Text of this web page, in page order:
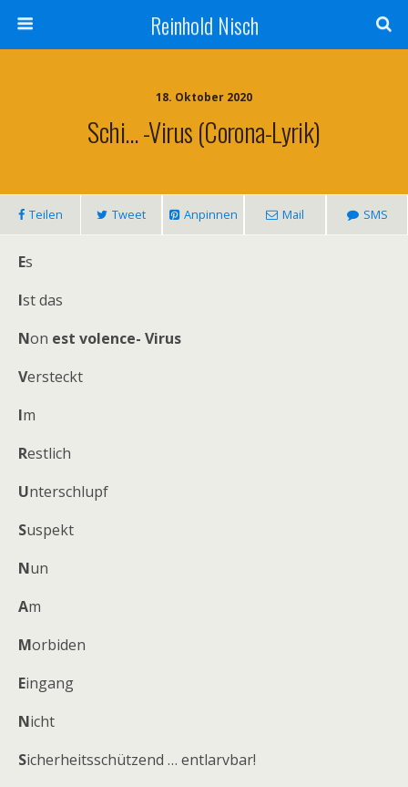
Reinhold Nisch
18. Oktober 2020
Schi… -Virus (Corona-Lyrik)
Teilen Tweet Anpinnen Mail SMS
Es
Ist das
Non est volence- Virus
Versteckt
Im
Restlich
Unterschlupf
Suspekt
Nun
Am
Morbiden
Eingang
Nicht
Sicherheitsschützend … entlarvbar!